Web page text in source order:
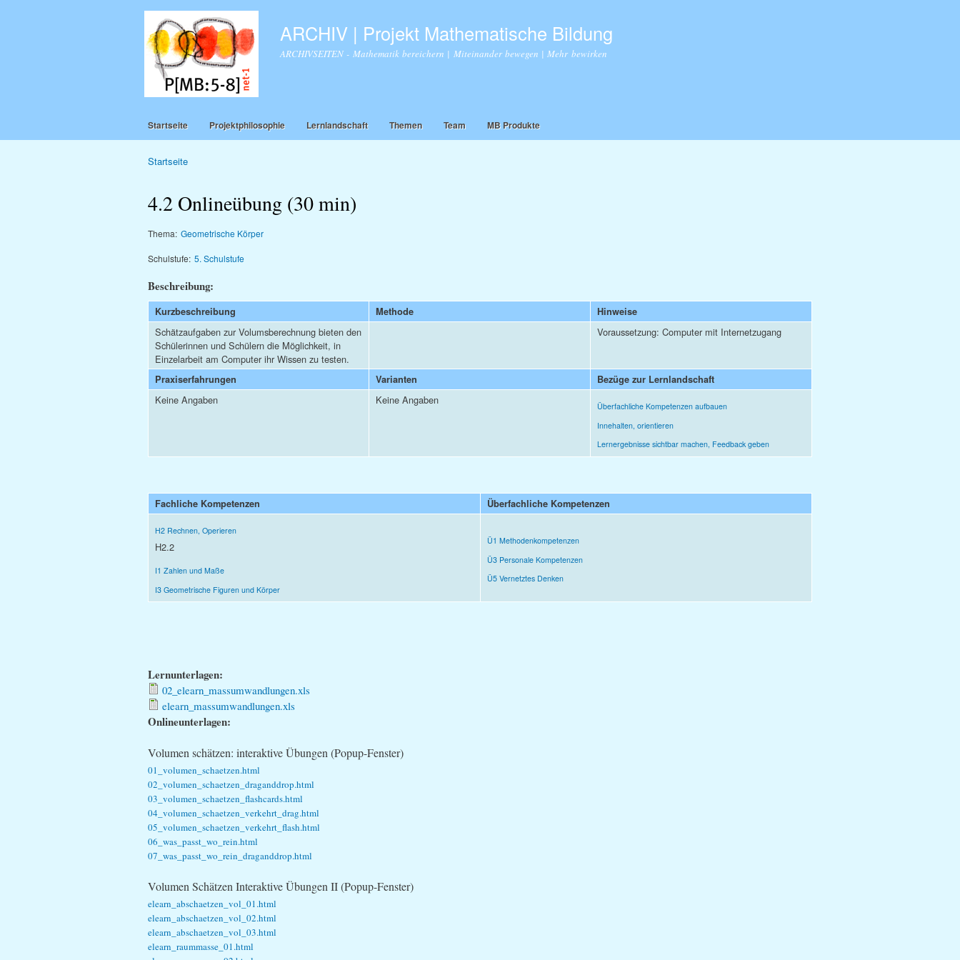
zum
Inhalt
ARCHIV | Projekt Mathematische Bildung
ARCHIVSEITEN - Mathematik bereichern | Miteinander bewegen | Mehr bewirken
Startseite Projektphilosophie Lernlandschaft Themen Team MB Produkte
Startseite
4.2 Onlineübung (30 min)
Thema: Geometrische Körper
Schulstufe: 5. Schulstufe
Beschreibung:
Kurzbeschreibung Methode Hinweise
Schätzaufgaben zur Volumsberechnung bieten den
Schülerinnen und Schülern die Möglichkeit, in
Einzelarbeit am Computer ihr Wissen zu testen.
Voraussetzung: Computer mit Internetzugang
Praxiserfahrungen Varianten Bezüge zur Lernlandschaft
Keine Angaben Keine Angaben
Überfachliche Kompetenzen aufbauen
Innehalten, orientieren
Lernergebnisse sichtbar machen, Feedback geben
Fachliche Kompetenzen Überfachliche Kompetenzen
H2 Rechnen, Operieren
H2.2
I1 Zahlen und Maße
I3 Geometrische Figuren und Körper
Ü1 Methodenkompetenzen
Ü3 Personale Kompetenzen
Ü5 Vernetztes Denken
Lernunterlagen:
02_elearn_massumwandlungen.xls
elearn_massumwandlungen.xls
Onlineunterlagen:
Volumen schätzen: interaktive Übungen (Popup-Fenster)
01_volumen_schaetzen.html
02_volumen_schaetzen_draganddrop.html
03_volumen_schaetzen_flashcards.html
04_volumen_schaetzen_verkehrt_drag.html
05_volumen_schaetzen_verkehrt_flash.html
06_was_passt_wo_rein.html
07_was_passt_wo_rein_draganddrop.html
Volumen Schätzen Interaktive Übungen II (Popup-Fenster)
elearn_abschaetzen_vol_01.html
elearn_abschaetzen_vol_02.html
elearn_abschaetzen_vol_03.html
elearn_raummasse_01.html